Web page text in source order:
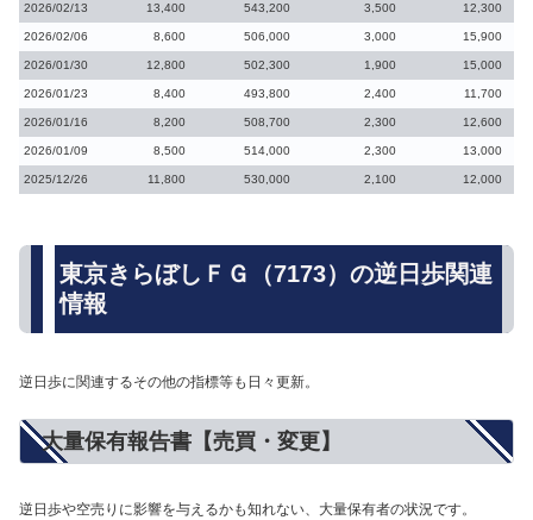
2026/02/13 13,400 543,200 3,500 12,300
2026/02/06 8,600 506,000 3,000 15,900
2026/01/30 12,800 502,300 1,900 15,000
2026/01/23 8,400 493,800 2,400 11,700
2026/01/16 8,200 508,700 2,300 12,600
2026/01/09 8,500 514,000 2,300 13,000
2025/12/26 11,800 530,000 2,100 12,000
東京きらぼしＦＧ（7173）の逆日歩関連
情報
逆日歩に関連するその他の指標等も日々更新。
大量保有報告書【売買・変更】
逆日歩や空売りに影響を与えるかも知れない、大量保有者の状況です。